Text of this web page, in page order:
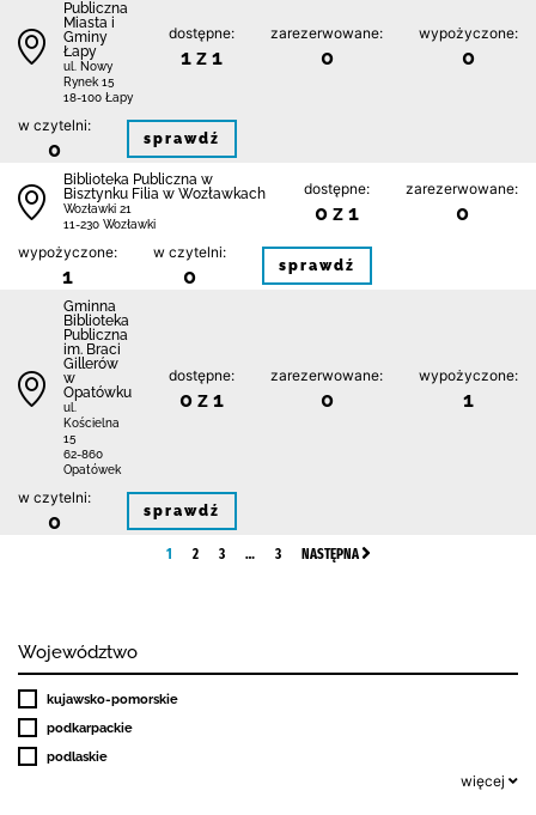
Publiczna
Miasta i
Gminy
Łapy
ul. Nowy
Rynek 15
18-100 Łapy
dostępne:
1 z 1
zarezerwowane:
0
wypożyczone:
0
w czytelni:
0 sprawdź
Biblioteka Publiczna w
Bisztynku Filia w Wozławkach
Wozławki 21
11-230 Wozławki
dostępne:
0 z 1
zarezerwowane:
0
wypożyczone:
1
w czytelni:
0 sprawdź
Gminna
Biblioteka
Publiczna
im. Braci
Gillerów
w
Opatówku
ul.
Kościelna
15
62-860
Opatówek
dostępne:
0 z 1
zarezerwowane:
0
wypożyczone:
1
w czytelni:
0 sprawdź
1 2 3 … 3 NASTĘPNA
Województwo
kujawsko-pomorskie
podkarpackie
podlaskie
więcej